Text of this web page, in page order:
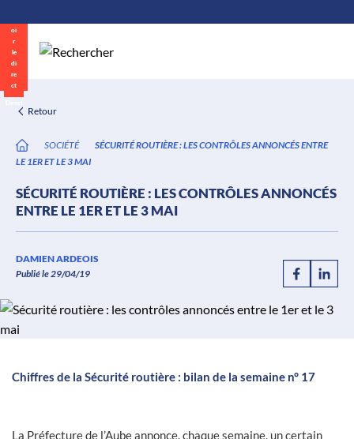
au
contenu
Retour
SOCIÉTÉ
SÉCURITÉ ROUTIÈRE : LES CONTRÔLES ANNONCÉS ENTRE
LE 1ER ET LE 3 MAI
SÉCURITÉ ROUTIÈRE : LES CONTRÔLES ANNONCÉS
ENTRE LE 1ER ET LE 3 MAI
DAMIEN ARDEOIS
Publié le 29/04/19
Chiffres de la Sécurité routière : bilan de la semaine n° 17
La Préfecture de l’Aube annonce, chaque semaine, un certain